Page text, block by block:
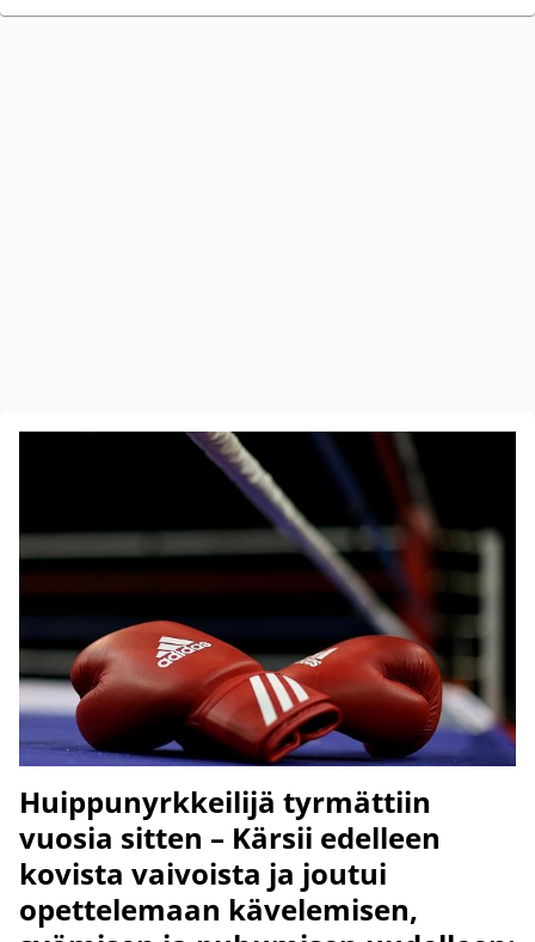
Huippunyrkkeilijä tyrmättiin
vuosia sitten – Kärsii edelleen
kovista vaivoista ja joutui
opettelemaan kävelemisen,